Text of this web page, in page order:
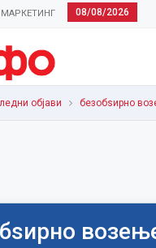
08/08/2026
МАРКЕТИНГ
објави безобѕирно